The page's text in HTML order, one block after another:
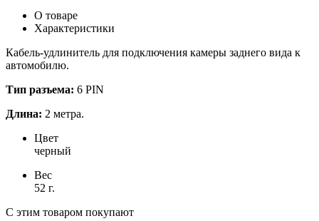
О товаре
Характеристики
Кабель-удлинитель для подключения камеры заднего вида к
автомобилю.
Тип разъема: 6 PIN
Длина: 2 метра.
Цвет
черный
Вес
52 г.
С этим товаром покупают